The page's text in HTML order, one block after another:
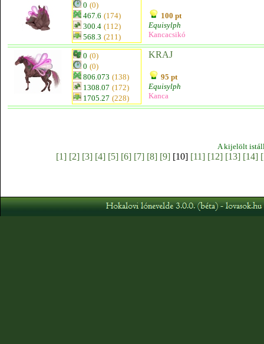
0 (0)
467.6 (174)
300.4 (112)
568.3 (211)
100 pt
Equisylph
Kancacsikó
0 (0)
0 (0)
806.073 (138)
1308.07 (172)
1705.27 (228)
KRAJ
95 pt
Equisylph
Kanca
A kijelölt
[1] [2] [3] [4] [5] [6] [7] [8] [9][10] [11] [12] [13] [14]